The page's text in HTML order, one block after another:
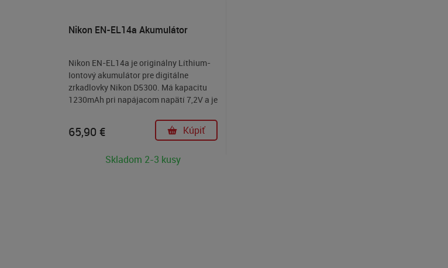
Nikon EN-EL14a Akumulátor
Nikon EN-EL14a je originálny Líthium-
Iontový akumulátor pre digitálne
zrkadlovky Nikon D5300. Má kapacitu
1230mAh pri napájacom napätí 7,2V a je
65,90 € Kúpiť
Skladom 2-3 kusy